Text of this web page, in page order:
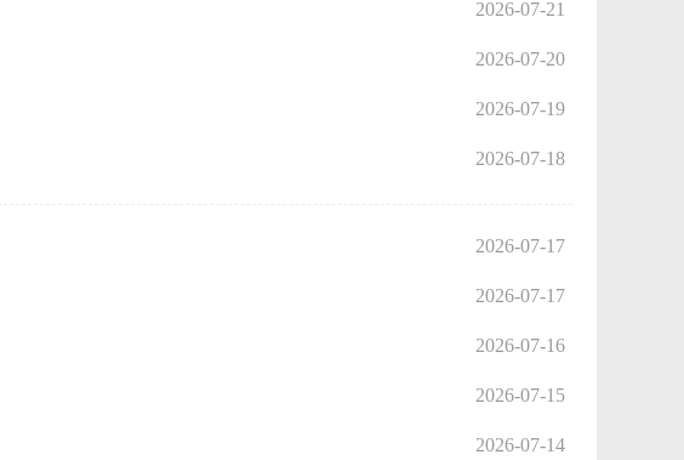
2026-07-21
2026-07-20
2026-07-19
2026-07-18
2026-07-17
2026-07-17
2026-07-16
2026-07-15
2026-07-14